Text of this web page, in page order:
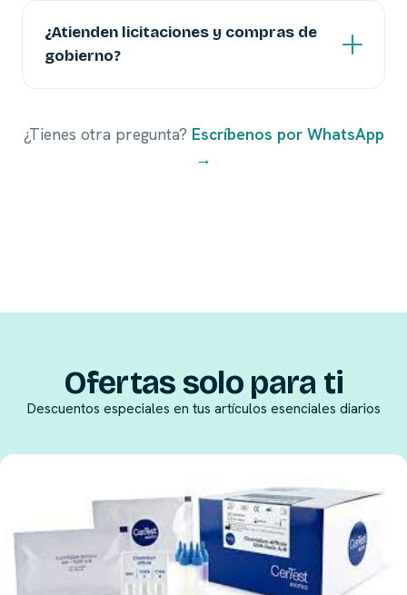
¿Atienden licitaciones y compras de
gobierno?
¿Tienes otra pregunta? Escríbenos por WhatsApp
→
Ofertas solo para ti
Descuentos especiales en tus artículos esenciales diarios